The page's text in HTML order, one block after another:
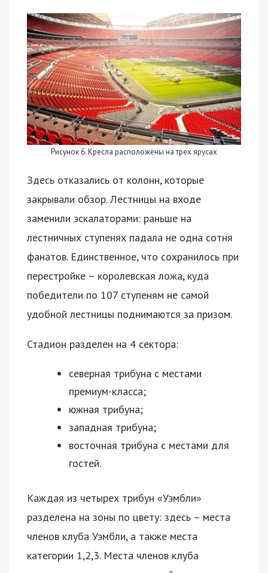
Рисунок 6. Кресла расположены на трех ярусах
Здесь отказались от колонн, которые
закрывали обзор. Лестницы на входе
заменили эскалаторами: раньше на
лестничных ступенях падала не одна сотня
фанатов. Единственное, что сохранилось при
перестройке – королевская ложа, куда
победители по 107 ступеням не самой
удобной лестницы поднимаются за призом.
Стадион разделен на 4 сектора:
северная трибуна с местами
премиум-класса;
южная трибуна;
западная трибуна;
восточная трибуна с местами для
гостей.
Каждая из четырех трибун «Уэмбли»
разделена на зоны по цвету: здесь – места
членов клуба Уэмбли, а также места
категории 1,2,3. Места членов клуба